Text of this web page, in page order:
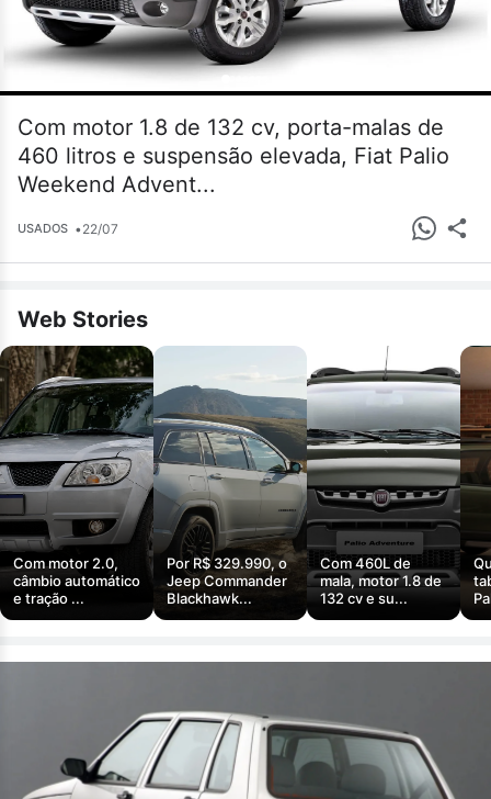
Com motor 1.8 de 132 cv, porta-malas de
460 litros e suspensão elevada, Fiat Palio
Weekend Advent...
USADOS •22/07
Web Stories
Com motor 2.0,
câmbio automático
e tração ...
Por R$ 329.990, o
Jeep Commander
Blackhawk...
Com 460L de
mala, motor 1.8 de
132 cv e su...